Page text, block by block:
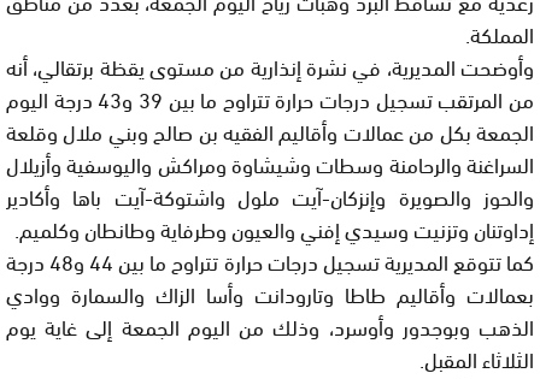
المملكة.
وأوضحت المديرية، في نشرة إنذارية من مستوى يقظة برتقالي، أنه
من المرتقب تسجيل درجات حرارة تتراوح ما بين 39 و43 درجة اليوم
الجمعة بكل من عمالات وأقاليم الفقيه بن صالح وبني ملال وقلعة
السراغنة والرحامنة وسطات وشيشاوة ومراكش واليوسفية وأزيلال
والحوز والصويرة وإنزكان-آيت ملول واشتوكة-آيت باها وأكادير
إداوتنان وتزنيت وسيدي إفني والعيون وطرفاية وطانطان وكلميم.
كما تتوقع المديرية تسجيل درجات حرارة تتراوح ما بين 44 و48 درجة
بعمالات وأقاليم طاطا وتارودانت وأسا الزاك والسمارة ووادي
الذهب وبوجدور وأوسرد، وذلك من اليوم الجمعة إلى غاية يوم
الثلاثاء المقبل.